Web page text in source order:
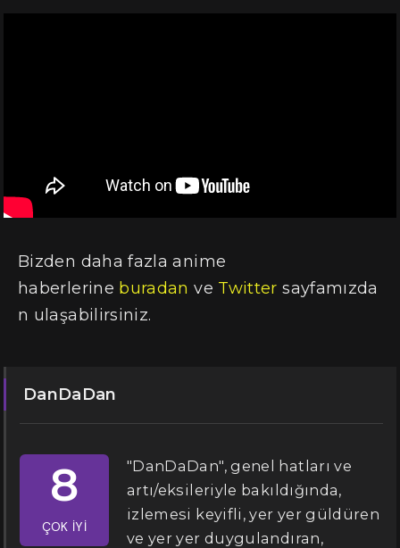
Bizden daha fazla anime
haberlerine buradan ve Twitter sayfamızda
n ulaşabilirsiniz.
DanDaDan
8
ÇOK İYI
"DanDaDan", genel hatları ve
artı/eksileriyle bakıldığında,
izlemesi keyifli, yer yer güldüren
ve yer yer duygulandıran,